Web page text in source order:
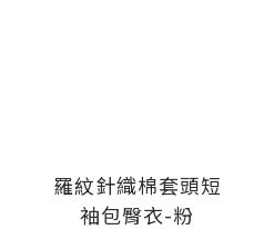
羅紋針織棉套頭短
袖包臀衣-粉